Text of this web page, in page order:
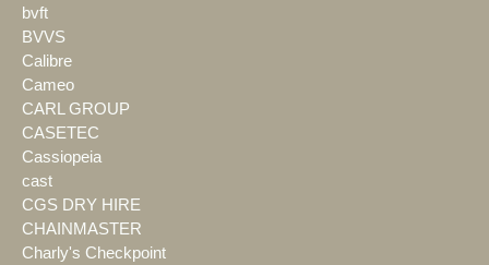
bvft
BVVS
Calibre
Cameo
CARL GROUP
CASETEC
Cassiopeia
cast
CGS DRY HIRE
CHAINMASTER
Charly's Checkpoint